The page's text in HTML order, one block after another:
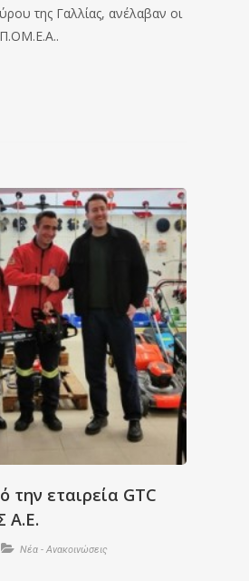
της Γαλλίας, ανέλαβαν οι
την εταιρεία GTC
A.E.
Νέα - Ανακοινώσεις